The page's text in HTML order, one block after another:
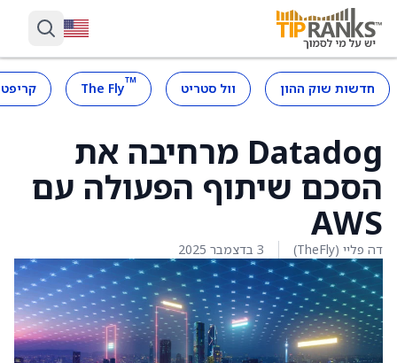
חדשות שוק ההון וול סטריט ™
The Fly
Datadog מרחיבה את
הסכם שיתוף הפעולה עם
AWS
דה פליי (TheFly) 3 בדצמבר 2025